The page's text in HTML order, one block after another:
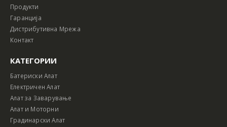
Продукти
Гаранција
Дистрибутивна Мрежа
Контакт
КАТЕГОРИИ
Батериски Алат
Електричен Алат
Алат за Заварување
Алат и Моторни
Градинарски Алат